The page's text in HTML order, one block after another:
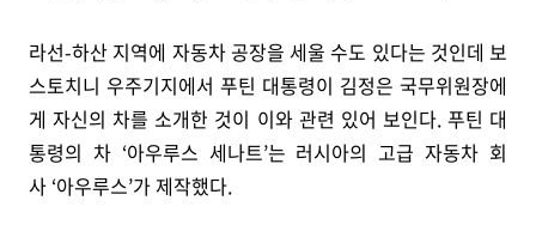
라선-하산 지역에 자동차 공장을 세울 수도 있다는 것인데 보
스토치니 우주기지에서 푸틴 대통령이 김정은 국무위원장에
게 자신의 차를 소개한 것이 이와 관련 있어 보인다. 푸틴 대
통령의 차 ‘아우루스 세나트’는 러시아의 고급 자동차 회
사 ‘아우루스’가 제작했다.